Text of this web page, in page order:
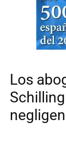
Los